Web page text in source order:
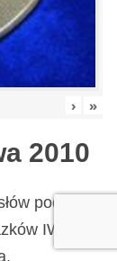
› »
2010
podczas
IWIS